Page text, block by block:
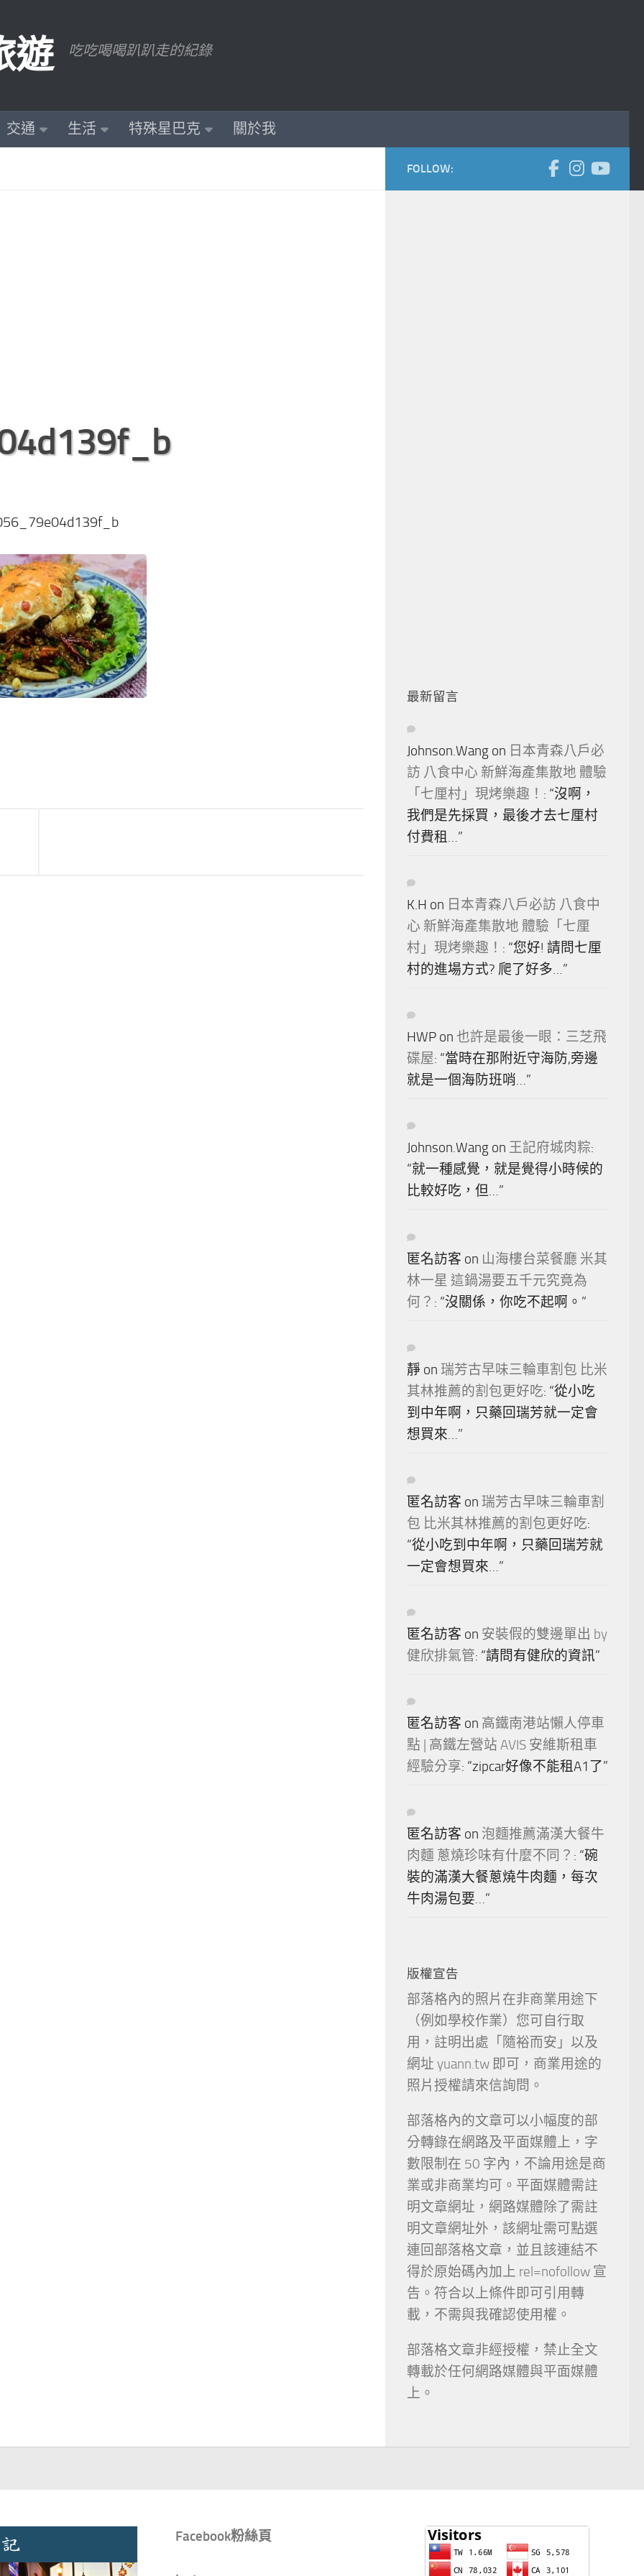
遊 吃吃喝喝趴趴走的紀錄
交通 生活 特殊星巴克 關於我
FOLLOW:
最新留言
Johnson.Wang on 日本青森八戶必
訪 八食中心 新鮮海產集散地 體驗
「七厘村」現烤樂趣！ : “沒啊，
我們是先採買，最後才去七厘村
付費租…”
K.H on 日本青森八戶必訪 八食中
心 新鮮海產集散地 體驗「七厘
村」現烤樂趣！ : “您好! 請問七厘
村的進場方式? 爬了好多…”
HWP on 也許是最後一眼：三芝飛
碟屋: “當時在那附近守海防,旁邊
就是一個海防班哨…”
Johnson.Wang on 王記府城肉粽:
“就一種感覺，就是覺得小時候的
比較好吃，但…”
匿名訪客 on 山海樓台菜餐廳 米其
林一星 這鍋湯要五千元究竟為
何？ : “沒關係，你吃不起啊。 ”
靜 on 瑞芳古早味三輪車割包 比米
其林推薦的割包更好吃: “從小吃
到中年啊，只藥回瑞芳就一定會
想買來…”
匿名訪客 on 瑞芳古早味三輪車割
包 比米其林推薦的割包更好吃:
“從小吃到中年啊，只藥回瑞芳就
一定會想買來…”
匿名訪客 on 安裝假的雙邊單出 by
健欣排氣管: “請問有健欣的資訊”
匿名訪客 on 高鐵南港站懶人停車
點 | 高鐵左營站 AVIS 安維斯租車
經驗分享: “zipcar好像不能租A1了”
匿名訪客 on 泡麵推薦滿漢大餐牛
肉麵 蔥燒珍味有什麼不同？ : “碗
裝的滿漢大餐蔥燒牛肉麵，每次
牛肉湯包要…”
版權宣告
部落格內的照片在非商業用途下
（例如學校作業）您可自行取
用，註明出處「隨裕而安」以及
網址 yuann.tw 即可，商業用途的
照片授權請來信詢問。
部落格內的文章可以小幅度的部
分轉錄在網路及平面媒體上，字
數限制在 50 字內，不論用途是商
業或非商業均可。平面媒體需註
明文章網址，網路媒體除了需註
明文章網址外，該網址需可點選
連回部落格文章，並且該連結不
得於原始碼內加上 rel=nofollow 宣
告。符合以上條件即可引用轉
載，不需與我確認使用權。
部落格文章非經授權，禁止全文
轉載於任何網路媒體與平面媒體
上。
Facebook粉絲頁